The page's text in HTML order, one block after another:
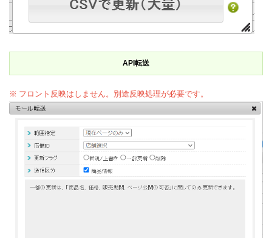
API転送
※ フロント反映はしません。別途反映処理が必要です。